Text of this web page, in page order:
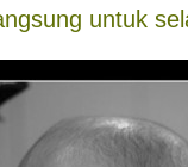
untuk